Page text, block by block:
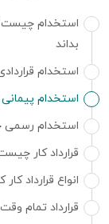
استخدام چیست؟
بداند
استخدام
استخدام
استخدام رسمی
قرارداد کار
انواع قرارداد
قرارداد تمام